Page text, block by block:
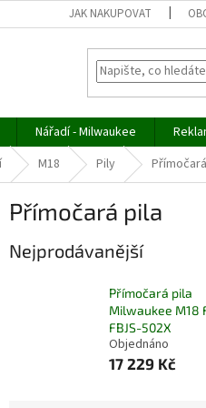
JAK NAKUPOVAT
Nářadí - Milwaukee
M18 Pily
Přímočará pila
Nejprodávanější
Přímočará pila
Milwaukee M18
FBJS-502X
Objednáno
17 229 Kč